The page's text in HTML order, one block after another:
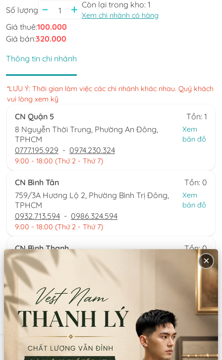
Số lượng
Còn lại trong kho: 1
Xem chi nhánh có hàng
Giá thuê:100.000
Giá bán:320.000
Thông tin chi nhánh
*LƯU Ý: Thời gian làm việc các chi nhánh khác nhau. Quý khách
vui lòng xem kỹ
CN Quận 5
Tồn: 1
8 Nguyễn Thời Trung, Phường An Đông,
TPHCM
Xem
bản đồ
0777.195.929 - 0974.230.324
9:00 - 18:00 (Thứ 2 - Thứ 7)
CN Bình Tân
Tồn: 0
759/3A Hương Lộ 2, Phường Bình Trị Đông,
TPHCM
Xem
bản đồ
0932.713.594 - 0986.324.594
9:00 - 18:00 (Thứ 2 - Thứ 7)
CN Bình Thạnh
Tồn: 0
58/6 Tân Cảng, Phường Thạnh Mỹ Tây,
TPHCM
bản đồ
086.7474.247 086.8644.086
9:00 - 18:00 (Thứ 2 - Chủ nhật)
Sản phẩm tương tự
Mã:SP13675 Mã:SP12876
×